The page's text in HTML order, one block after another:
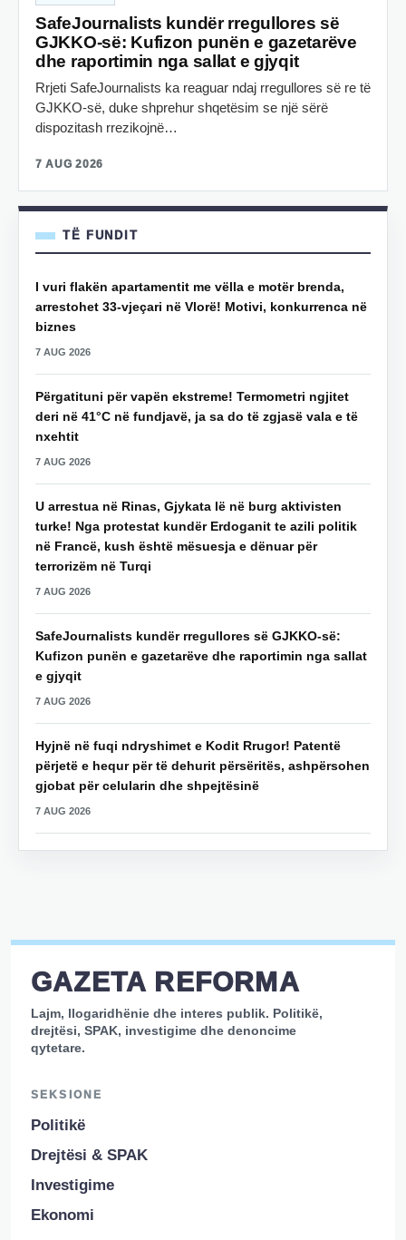
SafeJournalists kundër rregullores së
GJKKO-së: Kufizon punën e gazetarëve
dhe raportimin nga sallat e gjyqit
Rrjeti SafeJournalists ka reaguar ndaj rregullores së re të
GJKKO-së, duke shprehur shqetësim se një sërë
dispozitash rrezikojnë…
7 AUG 2026
TË FUNDIT
I vuri flakën apartamentit me vëlla e motër brenda,
arrestohet 33-vjeçari në Vlorë! Motivi, konkurrenca në
biznes
7 AUG 2026
Përgatituni për vapën ekstreme! Termometri ngjitet
deri në 41°C në fundjavë, ja sa do të zgjasë vala e të
nxehtit
7 AUG 2026
U arrestua në Rinas, Gjykata lë në burg aktivisten
turke! Nga protestat kundër Erdoganit te azili politik
në Francë, kush është mësuesja e dënuar për
terrorizëm në Turqi
7 AUG 2026
SafeJournalists kundër rregullores së GJKKO-së:
Kufizon punën e gazetarëve dhe raportimin nga sallat
e gjyqit
7 AUG 2026
Hyjnë në fuqi ndryshimet e Kodit Rrugor! Patentë
përjetë e hequr për të dehurit përsëritës, ashpërsohen
gjobat për celularin dhe shpejtësinë
7 AUG 2026
GAZETA REFORMA
Lajm, llogaridhënie dhe interes publik. Politikë,
drejtësi, SPAK, investigime dhe denoncime
qytetare.
SEKSIONE
Politikë
Drejtësi & SPAK
Investigime
Ekonomi